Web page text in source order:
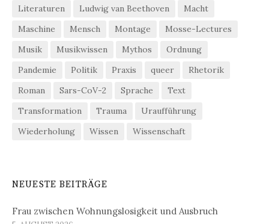
Literaturen
Ludwig van Beethoven
Macht
Maschine
Mensch Montage
Mosse-Lectures
Musik
Musikwissen Mythos
Ordnung
Pandemie
Politik Praxis queer
Rhetorik
Roman
Sars-CoV-2 Sprache
Text
Transformation
Trauma
Uraufführung
Wiederholung
Wissen Wissenschaft
NEUESTE BEITRÄGE
Frau zwischen Wohnungslosigkeit und Ausbruch